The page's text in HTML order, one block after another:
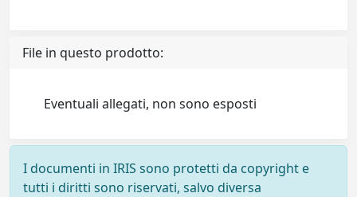
File in questo prodotto:
Eventuali allegati, non sono esposti
I documenti in IRIS sono protetti da copyright e
tutti i diritti sono riservati, salvo diversa